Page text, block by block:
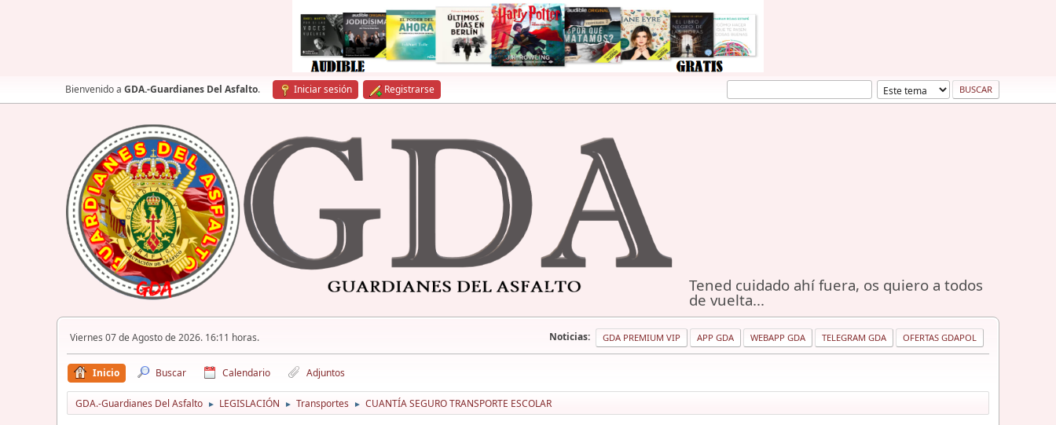
Bienvenido a GDA.-Guardianes Del Asfalto. Iniciar sesión Registrarse
Tened cuidado ahí fuera, os quiero a todos
de vuelta...
Viernes 07 de Agosto de 2026. 16:11 horas. Noticias: GDA PREMIUM VIP APP GDA WEBAPP GDA TELEGRAM GDA OFERTAS GDAPOL
Inicio Buscar Calendario Adjuntos
GDA.-Guardianes Del Asfalto ► LEGISLACIÓN ► Transportes ► CUANTÍA SEGURO TRANSPORTE ESCOLAR